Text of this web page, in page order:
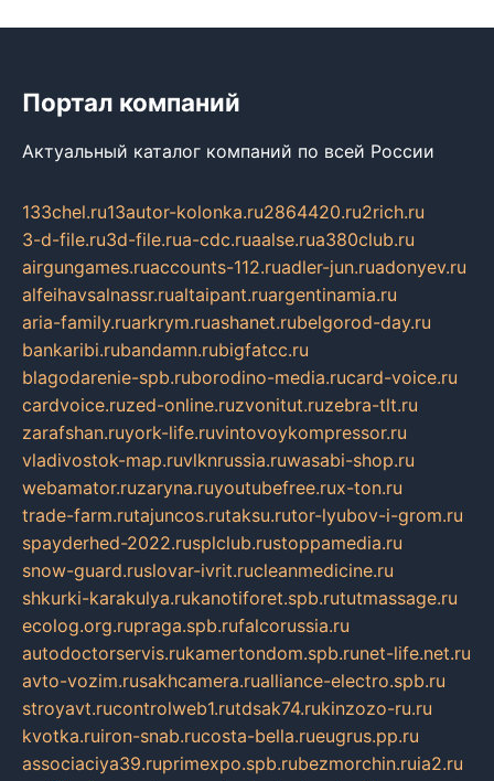
Портал компаний
Актуальный каталог компаний по всей России
133chel.ru13autor-kolonka.ru2864420.ru2rich.ru
3-d-file.ru3d-file.rua-cdc.ruaalse.rua380club.ru
airgungames.ruaccounts-112.ruadler-jun.ruadonyev.ru
alfeihavsalnassr.rualtaipant.ruargentinamia.ru
aria-family.ruarkrym.ruashanet.rubelgorod-day.ru
bankaribi.rubandamn.rubigfatcc.ru
blagodarenie-spb.ruborodino-media.rucard-voice.ru
cardvoice.ruzed-online.ruzvonitut.ruzebra-tlt.ru
zarafshan.ruyork-life.ruvintovoykompressor.ru
vladivostok-map.ruvlknrussia.ruwasabi-shop.ru
webamator.ruzaryna.ruyoutubefree.rux-ton.ru
trade-farm.rutajuncos.rutaksu.rutor-lyubov-i-grom.ru
spayderhed-2022.rusplclub.rustoppamedia.ru
snow-guard.ruslovar-ivrit.rucleanmedicine.ru
shkurki-karakulya.rukanotiforet.spb.rututmassage.ru
ecolog.org.rupraga.spb.rufalcorussia.ru
autodoctorservis.rukamertondom.spb.runet-life.net.ru
avto-vozim.rusakhcamera.rualliance-electro.spb.ru
stroyavt.rucontrolweb1.rutdsak74.rukinzozo-ru.ru
kvotka.ruiron-snab.rucosta-bella.rueugrus.pp.ru
associaciya39.ruprimexpo.spb.rubezmorchin.ruia2.ru